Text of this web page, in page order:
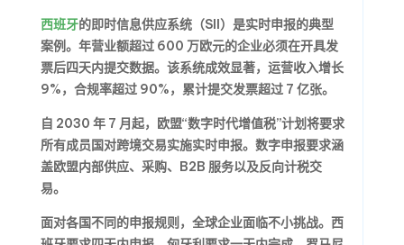
西班牙的即时信息供应系统（SII）是实时申报的典型
案例。年营业额超过 600 万欧元的企业必须在开具发
票后四天内提交数据。该系统成效显著，运营收入增长
9%，合规率超过 90%，累计提交发票超过 7 亿张。
自 2030 年 7 月起，欧盟“数字时代增值税”计划将要求
所有成员国对跨境交易实施实时申报。数字申报要求涵
盖欧盟内部供应、采购、B2B 服务以及反向计税交
易。
面对各国不同的申报规则，全球企业面临不小挑战。西